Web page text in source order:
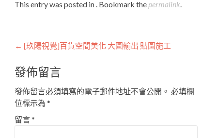
This entry was posted in . Bookmark the permalink.
Post
navigation
← [玖陽視覺]百貨空間美化 大圖輸出 貼圖施工
發佈留言
發佈留言必須填寫的電子郵件地址不會公開。 必填欄
位標示為 *
留言*